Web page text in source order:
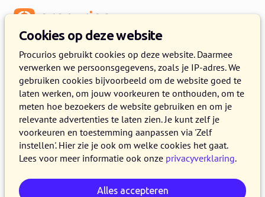
Cookies op deze website
Procurios gebruikt cookies op deze website. Daarmee
verwerken we persoonsgegevens, zoals je IP-adres. We
gebruiken cookies bijvoorbeeld om de website goed te
laten werken, om jouw voorkeuren te onthouden, om te
meten hoe bezoekers de website gebruiken en om je
relevante advertenties te laten zien. Je kunt zelf je
voorkeuren en toestemming aanpassen via 'Zelf
instellen'. Hier zie je ook om welke cookies het gaat.
Lees voor meer informatie ook onze privacyverklaring.
Alles accepteren
Een demo op maat voor jouw
organisatie
Wil je weten of het Procurios Platform bij jouw
organisatie past? Maak vrijblijvend kennis
tijdens een (live of online) demo. Vul het
formulier in en we nemen snel contact met je
op om een afspraak te plannen.